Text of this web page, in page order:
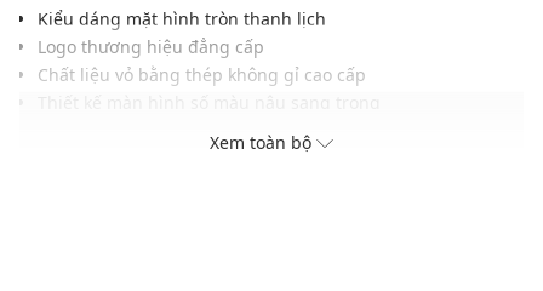
Kiểu dáng mặt hình tròn thanh lịch
Logo thương hiệu đẳng cấp
Chất liệu vỏ bằng thép không gỉ cao cấp
Khả năng chống nước ở độ sâu 50m
Xem toàn bộ